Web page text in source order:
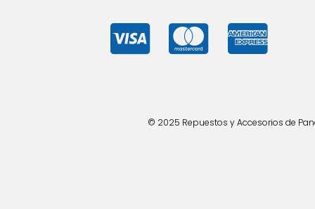
© 2025 Repuestos y Accesorios de